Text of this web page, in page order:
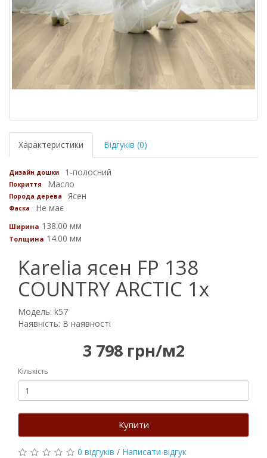
Характеристики Відгуків (0)
Дизайн дошки 1-полосний
Покриття Масло
Порода дерева Ясен
Фаска Не має
Ширина 138.00 мм
Толщина 14.00 мм
Karelia ясен FP 138
COUNTRY ARCTIC 1х
Модель: k57
Наявність: В наявності
3 798 грн/м2
Кількість
Купити
0 відгуків / Написати відгук